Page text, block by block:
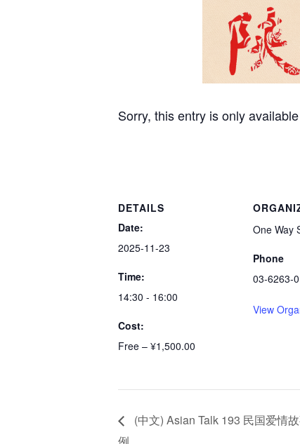
Sorry, this entry is only
DETAILS
Date:
2025-11-23
Time:
14:30 - 16:00
Cost:
Free – ¥1,500.00
One Way
Phone
03-6263-
View
(中文) Asian Talk 193 民国爱情